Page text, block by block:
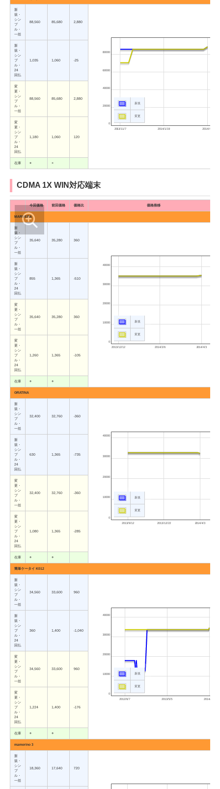
新
規・
シン
プ
ル・
一括
88,560 85,680 2,880
2013/11/7 2014/1/19 2014/4/3
0
20000
40000
60000
80000
新規
変更
新
規・
シン
プ
ル・
24
回払
1,035 1,060 -25
変
更・
シン
プ
ル・
一括
88,560 85,680 2,880
変
更・
シン
プ
ル・
24
回払
1,180 1,060 120
在庫 ○ ×
CDMA 1X WIN対応端末
今回価格 前回価格 価格比 価格推移
MARVERA
新
規・
シン
プ
ル・
一括
35,640 35,280 360
2013/12/12 2014/2/6 2014/4/3
0
10000
20000
30000
40000
新規
変更
新
規・
シン
プ
ル・
24
回払
855 1,365 -510
変
更・
シン
プ
ル・
一括
35,640 35,280 360
変
更・
シン
プ
ル・
24
回払
1,260 1,365 -105
在庫 ○ ○
GRATINA
新
規・
シン
プ
ル・
一括
32,400 32,760 -360
2013/9/12 2013/12/22 2014/4/3
0
10000
20000
30000
40000
新規
変更
新
規・
シン
プ
ル・
24
回払
630 1,365 -735
変
更・
シン
プ
ル・
一括
32,400 32,760 -360
変
更・
シン
プ
ル・
24
回払
1,080 1,365 -285
在庫 ○ ○
簡単ケータイ K012
新
規・
シン
プ
ル・
一括
34,560 33,600 960
2012/6/7 2013/5/5 2014/4/3
0
10000
20000
30000
40000
新規
変更
新
規・
シン
プ
ル・
24
回払
360 1,400 -1,040
変
更・
シン
プ
ル・
一括
34,560 33,600 960
変
更・
シン
プ
ル・
24
回払
1,224 1,400 -176
在庫 ○ ○
mamorino 3
新
規・
シン
プ
ル・
一括
18,360 17,640 720